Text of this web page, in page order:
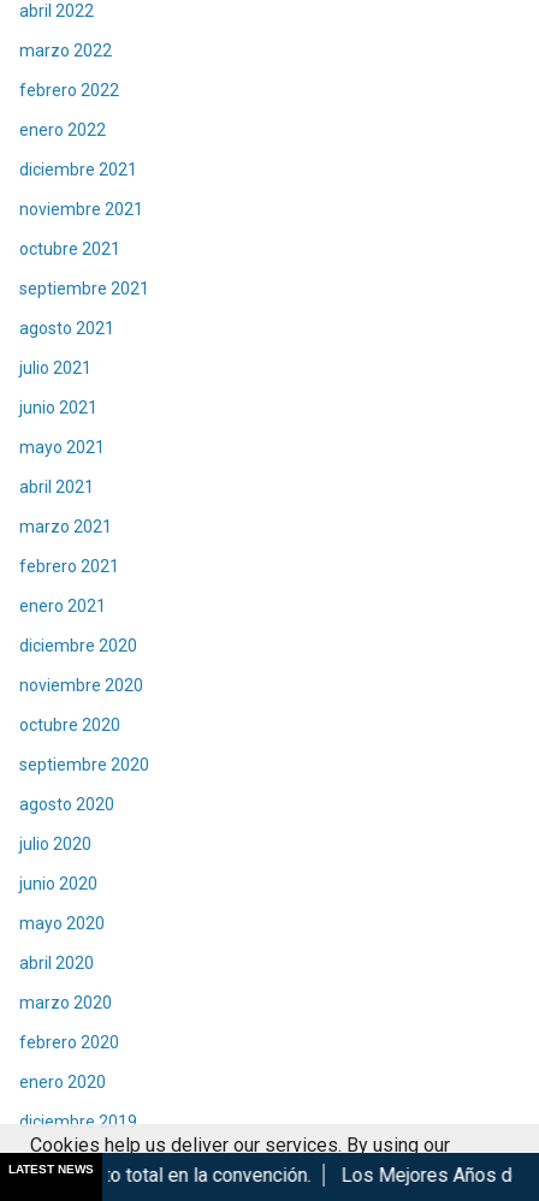
abril 2022
marzo 2022
febrero 2022
enero 2022
diciembre 2021
noviembre 2021
octubre 2021
septiembre 2021
agosto 2021
julio 2021
junio 2021
mayo 2021
abril 2021
marzo 2021
febrero 2021
enero 2021
diciembre 2020
noviembre 2020
octubre 2020
septiembre 2020
agosto 2020
julio 2020
junio 2020
mayo 2020
abril 2020
marzo 2020
febrero 2020
enero 2020
diciembre 2019
noviembre 2019
LATEST NEWS
en la convención. Los Mejores Años de Nuestra Vida de
Cookies help us deliver our services. By using our
services, you agree to our use of cookies.
Got it